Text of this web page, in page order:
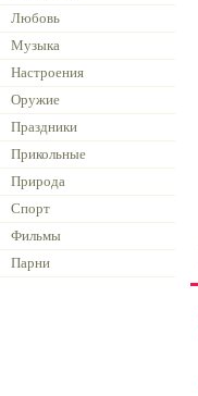
Любовь
Музыка
Настроения
Оружие
Праздники
Прикольные
Природа
Спорт
Фильмы
Парни